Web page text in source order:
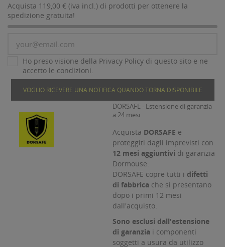
Acquista 119,00 € (iva incl.) di prodotti per ottenere la
spedizione gratuita!
Ho preso visione della Privacy Policy di questo sito e ne
accetto le condizioni.
VOGLIO RICEVERE UNA NOTIFICA QUANDO TORNA DISPONIBILE
DORSAFE - Estensione di garanzia
a 24 mesi
Acquista DORSAFE e
proteggiti dagli imprevisti con
12 mesi aggiuntivi di garanzia
Dormouse.
DORSAFE copre tutti i difetti
di fabbrica che si presentano
dopo i primi 12 mesi
dall'acquisto.
Sono esclusi dall'estensione
di garanzia i componenti
soggetti a usura da utilizzo